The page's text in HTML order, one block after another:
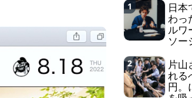
1
日本
わっ
ルワ
ソー
in
or
2
片山
れる
円。